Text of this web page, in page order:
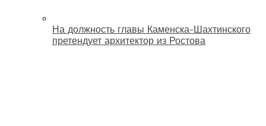
На должность главы Каменска-Шахтинского
претендует архитектор из Ростова